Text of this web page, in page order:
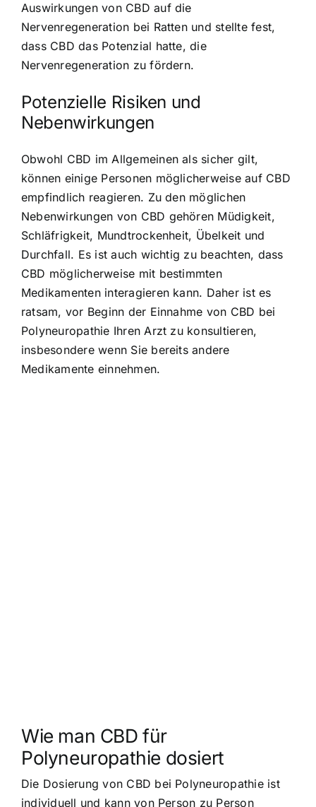
Auswirkungen von CBD auf die
Nervenregeneration bei Ratten und stellte fest,
dass CBD das Potenzial hatte, die
Nervenregeneration zu fördern.
Potenzielle Risiken und
Nebenwirkungen
Obwohl CBD im Allgemeinen als sicher gilt,
können einige Personen möglicherweise auf CBD
empfindlich reagieren. Zu den möglichen
Nebenwirkungen von CBD gehören Müdigkeit,
Schläfrigkeit, Mundtrockenheit, Übelkeit und
Durchfall. Es ist auch wichtig zu beachten, dass
CBD möglicherweise mit bestimmten
Medikamenten interagieren kann. Daher ist es
ratsam, vor Beginn der Einnahme von CBD bei
Polyneuropathie Ihren Arzt zu konsultieren,
insbesondere wenn Sie bereits andere
Medikamente einnehmen.
Wie man CBD für
Polyneuropathie dosiert
Die Dosierung von CBD bei Polyneuropathie ist
individuell und kann von Person zu Person